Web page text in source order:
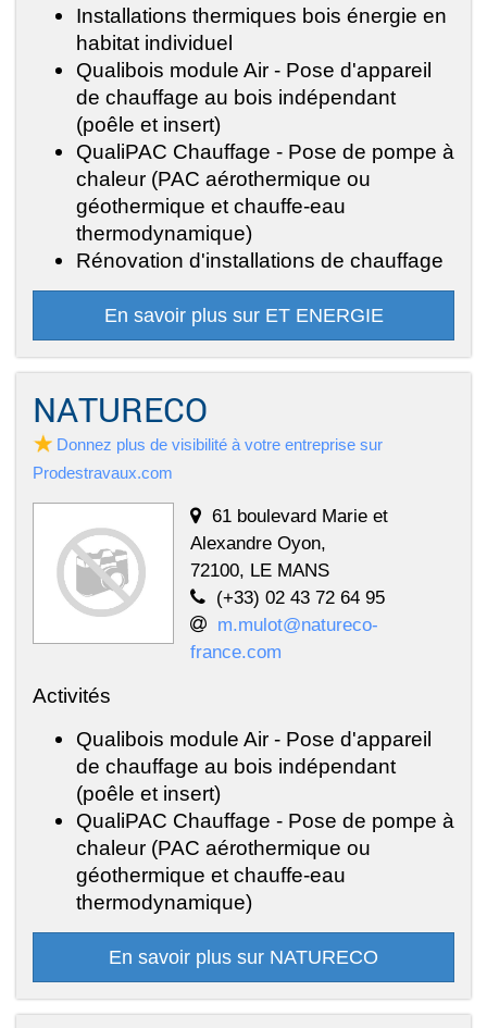
Installations thermiques bois énergie en
habitat individuel
Qualibois module Air - Pose d'appareil
de chauffage au bois indépendant
(poêle et insert)
QualiPAC Chauffage - Pose de pompe à
chaleur (PAC aérothermique ou
géothermique et chauffe-eau
thermodynamique)
Rénovation d'installations de chauffage
En savoir plus sur ET ENERGIE
NATURECO
Donnez plus de visibilité à votre entreprise sur
Prodestravaux.com
61 boulevard Marie et
Alexandre Oyon,
72100, LE MANS
(+33) 02 43 72 64 95
m.mulot@natureco-
france.com
Activités
Qualibois module Air - Pose d'appareil
de chauffage au bois indépendant
(poêle et insert)
QualiPAC Chauffage - Pose de pompe à
chaleur (PAC aérothermique ou
géothermique et chauffe-eau
thermodynamique)
En savoir plus sur NATURECO